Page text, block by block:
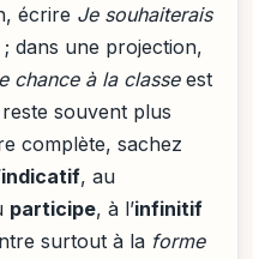
écrire Je souhaiterais
dans une projection,
chance à la classeest
souvent plus
complète, sachez
indicatif, au
participe, à l’infinitif
surtout à la forme